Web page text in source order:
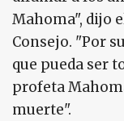
Mahoma", dijo
Consejo. "Por
que pueda ser
profeta
muerte".